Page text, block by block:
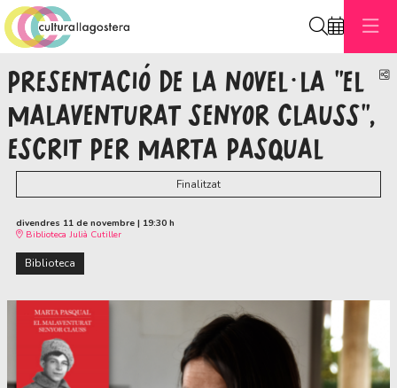
PRESENTACIÓ DE LA NOVEL·LA "EL
MALAVENTURAT SENYOR CLAUSS",
ESCRIT PER MARTA PASQUAL
Finalitzat
divendres 11 de novembre | 19:30 h
Biblioteca Julià Cutiller
Biblioteca